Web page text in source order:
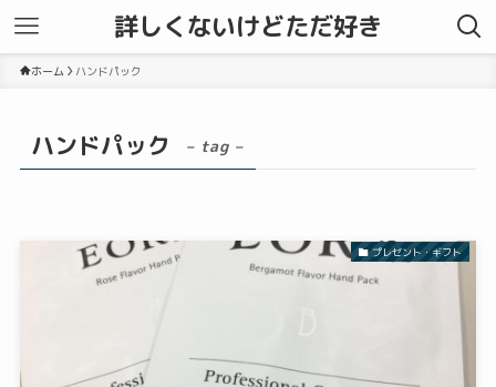
詳しくないけどただ好き
ホーム ハンドパック
ハンドパック – tag –
プレゼント・ギフト